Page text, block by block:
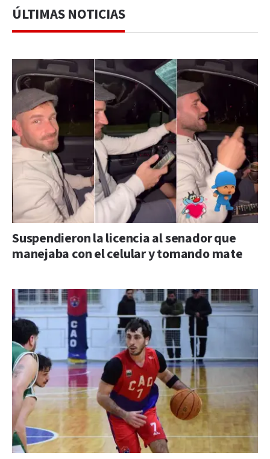
ÚLTIMAS NOTICIAS
Suspendieron la licencia al senador que
manejaba con el celular y tomando mate